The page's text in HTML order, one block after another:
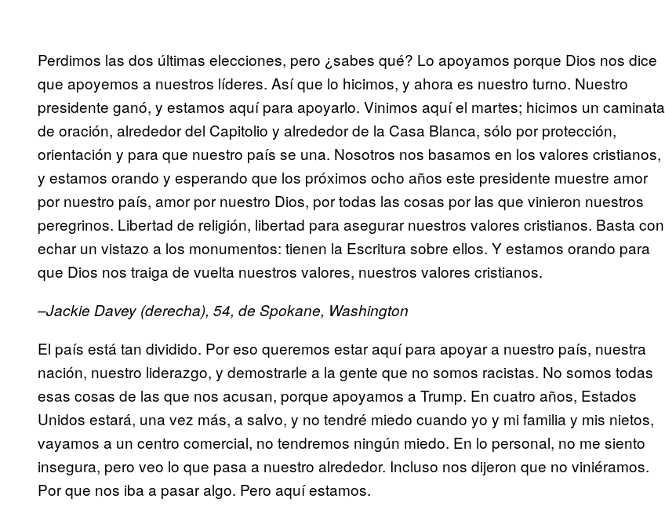
Perdimos las dos últimas elecciones, pero ¿sabes qué? Lo apoyamos porque Dios nos dice
que apoyemos a nuestros líderes. Así que lo hicimos, y ahora es nuestro turno. Nuestro
presidente ganó, y estamos aquí para apoyarlo. Vinimos aquí el martes; hicimos un caminata
de oración, alrededor del Capitolio y alrededor de la Casa Blanca, sólo por protección,
orientación y para que nuestro país se una. Nosotros nos basamos en los valores cristianos,
y estamos orando y esperando que los próximos ocho años este presidente muestre amor
por nuestro país, amor por nuestro Dios, por todas las cosas por las que vinieron nuestros
peregrinos. Libertad de religión, libertad para asegurar nuestros valores cristianos. Basta con
echar un vistazo a los monumentos: tienen la Escritura sobre ellos. Y estamos orando para
que Dios nos traiga de vuelta nuestros valores, nuestros valores cristianos.
–Jackie Davey (derecha), 54, de Spokane, Washington
El país está tan dividido. Por eso queremos estar aquí para apoyar a nuestro país, nuestra
nación, nuestro liderazgo, y demostrarle a la gente que no somos racistas. No somos todas
esas cosas de las que nos acusan, porque apoyamos a Trump. En cuatro años, Estados
Unidos estará, una vez más, a salvo, y no tendré miedo cuando yo y mi familia y mis nietos,
vayamos a un centro comercial, no tendremos ningún miedo. En lo personal, no me siento
insegura, pero veo lo que pasa a nuestro alrededor. Incluso nos dijeron que no viniéramos.
Por que nos iba a pasar algo. Pero aquí estamos.